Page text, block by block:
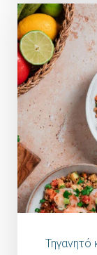
Τηγανητό